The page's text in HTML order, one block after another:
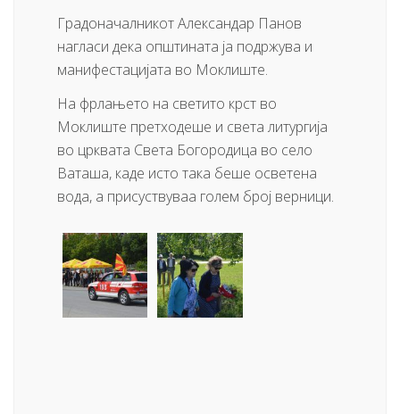
Градоначалникот Александар Панов
нагласи дека општината ја подржува и
манифестацијата во Моклиште.
На фрлањето на светито крст во
Моклиште претходеше и света литургија
во црквата Света Богородица во село
Ваташа, каде исто така беше осветена
вода, а присуствуваа голем број верници.